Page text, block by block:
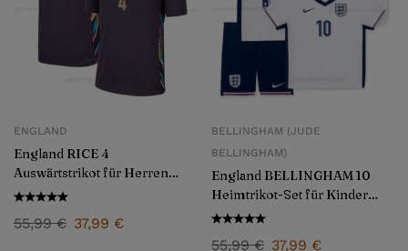
ENGLAND
England RICE 4
Auswärtstrikot für Herren
2024/25
55,99€ 37,99 €
BELLINGHAM (JUDE
BELLINGHAM)
England BELLINGHAM 10
Heimtrikot-Set für Kinder
2024/25
55,99€ 37,99 €